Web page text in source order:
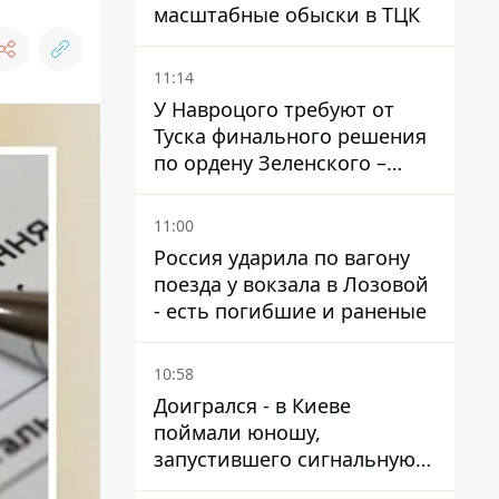
масштабные обыски в ТЦК
11:14
У Навроцого требуют от
Туска финального решения
по ордену Зеленского –
найдите в себе мужество
11:00
Россия ударила по вагону
поезда у вокзала в Лозовой
- есть погибшие и раненые
10:58
Доигрался - в Киеве
поймали юношу,
запустившего сигнальную
ракету, чтобы порадовать